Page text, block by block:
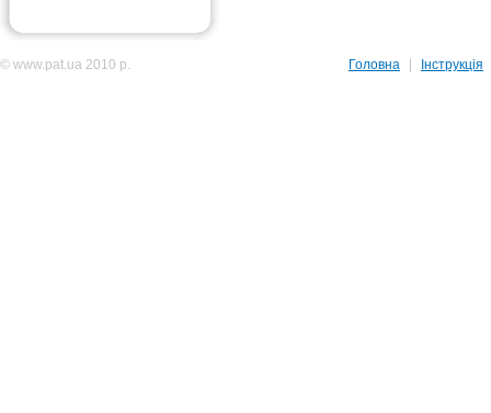
© www.pat.ua 2010 р. Головна Інструкція